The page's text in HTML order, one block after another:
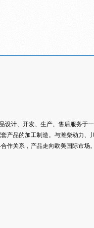
设计、开发、生产、售后服务于
产品的加工制造。与潍柴动力、
作关系，产品走向欧美国际市场。